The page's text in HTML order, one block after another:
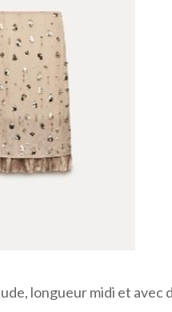
longueur midi et avec